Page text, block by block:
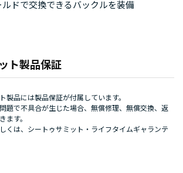
ト製品保証
製品には製品保証が付属しています。
題で不具合が生じた場合、無償修理、無償交換、返
ます。
くは、 シートゥサミット・ライフタイムギャランテ
ドで交換できるバックルを装備